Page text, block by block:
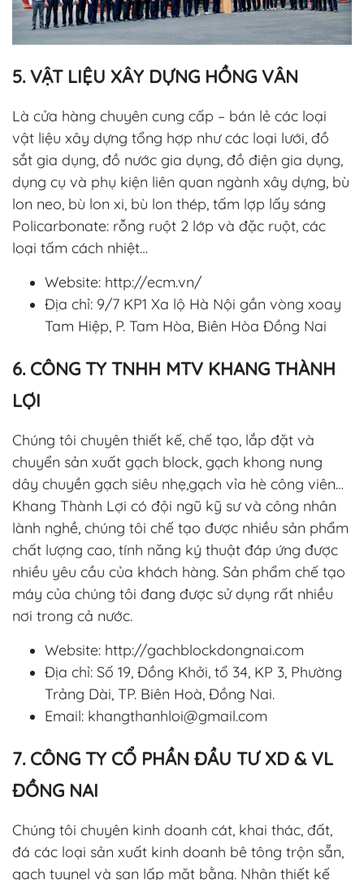
5. VẬT LIỆU XÂY DỰNG HỒNG VÂN
Là cửa hàng chuyên cung cấp – bán lẻ các loại
vật liệu xây dựng tổng hợp như các loại lưới, đồ
sắt gia dụng, đồ nước gia dụng, đồ điện gia dụng,
dụng cụ và phụ kiện liên quan ngành xây dựng, bù
lon neo, bù lon xi, bù lon thép, tấm lợp lấy sáng
Policarbonate: rỗng ruột 2 lớp và đặc ruột, các
loại tấm cách nhiệt…
Website: http://ecm.vn/
Địa chỉ: 9/7 KP1 Xa lộ Hà Nội gần vòng xoay
Tam Hiệp, P. Tam Hòa, Biên Hòa Đồng Nai
6. CÔNG TY TNHH MTV KHANG THÀNH
LỢI
Chúng tôi chuyên thiết kế, chế tạo, lắp đặt và
chuyển sản xuất gạch block, gạch khong nung
dây chuyền gạch siêu nhẹ,gạch vỉa hè công viên…
Khang Thành Lợi có đội ngũ kỹ sư và công nhân
lành nghề, chúng tôi chế tạo được nhiều sản phẩm
chất lượng cao, tính năng ký thuật đáp ứng được
nhiều yêu cầu của khách hàng. Sản phẩm chế tạo
máy của chúng tôi đang được sử dụng rất nhiều
nơi trong cả nước.
Website: http://gachblockdongnai.com
Địa chỉ: Số 19, Đồng Khởi, tổ 34, KP 3, Phường
Trảng Dài, TP. Biên Hoà, Đồng Nai.
Email: khangthanhloi@gmail.com
7. CÔNG TY CỔ PHẦN ĐẦU TƯ XD & VL
ĐỒNG NAI
Chúng tôi chuyên kinh doanh cát, khai thác, đất,
đá các loại sản xuất kinh doanh bê tông trộn sẵn,
gạch tuynel và san lấp mặt bằng. Nhận thiết kế